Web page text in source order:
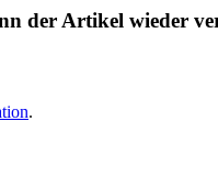
der Artikel wieder
.